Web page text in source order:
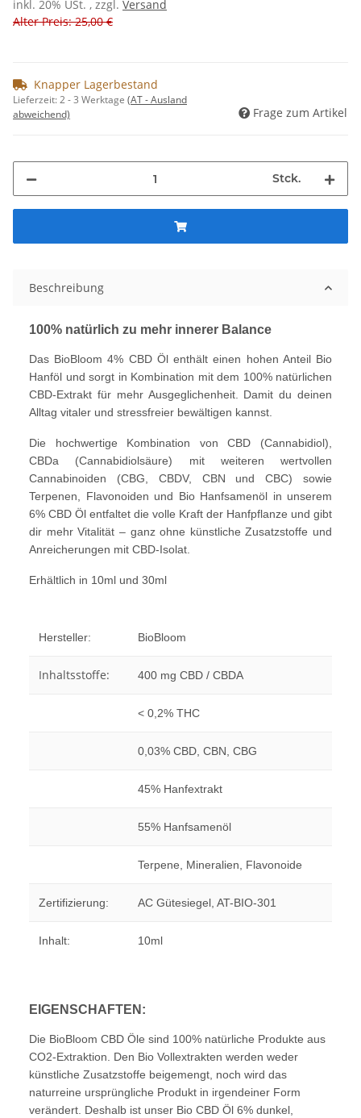
inkl. 20% USt. , zzgl. Versand
Alter Preis: 25,00 €
Knapper Lagerbestand
Lieferzeit:2 - 3 Werktage (AT - Ausland
abweichend)
Frage zum Artikel
Stck.
Beschreibung
100% natürlich zu mehr innerer Balance
Das BioBloom 4% CBD Öl enthält einen hohen Anteil Bio
Hanföl und sorgt in Kombination mit dem 100% natürlichen
CBD-Extrakt für mehr Ausgeglichenheit. Damit du deinen
Alltag vitaler und stressfreier bewältigen kannst.
Die hochwertige Kombination von CBD (Cannabidiol),
CBDa (Cannabidiolsäure) mit weiteren wertvollen
Cannabinoiden (CBG, CBDV, CBN und CBC) sowie
Terpenen, Flavonoiden und Bio Hanfsamenöl in unserem
6% CBD Öl entfaltet die volle Kraft der Hanfpflanze und gibt
dir mehr Vitalität – ganz ohne künstliche Zusatzstoffe und
Anreicherungen mit CBD-Isolat.
Erhältlich in 10ml und 30ml
Hersteller: BioBloom
Inhaltsstoffe: 400 mg CBD / CBDA
< 0,2% THC
0,03% CBD, CBN, CBG
45% Hanfextrakt
55% Hanfsamenöl
Terpene, Mineralien, Flavonoide
Zertifizierung: AC Gütesiegel, AT-BIO-301
Inhalt: 10ml
EIGENSCHAFTEN:
Die BioBloom CBD Öle sind 100% natürliche Produkte aus
CO2-Extraktion. Den Bio Vollextrakten werden weder
künstliche Zusatzstoffe beigemengt, noch wird das
naturreine ursprüngliche Produkt in irgendeiner Form
verändert. Deshalb ist unser Bio CBD Öl 6% dunkel,